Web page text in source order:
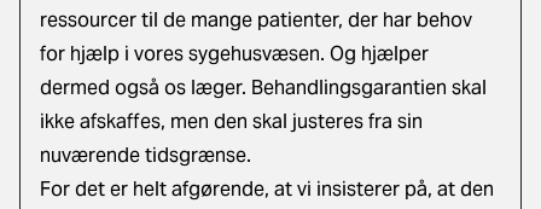
ressourcer til de mange patienter, der har behov
for hjælp i vores sygehusvæsen. Og hjælper
dermed også os læger. Behandlingsgarantien skal
ikke afskaffes, men den skal justeres fra sin
nuværende tidsgrænse.
For det er helt afgørende, at vi insisterer på, at den